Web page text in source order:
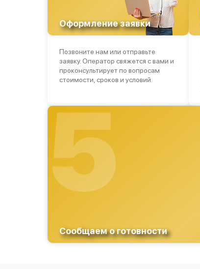
Ремонт разъема питания
Замена ключей управления
Замена процессора CPU
Ремонт встроенного дальнометра
и других устройств
Оформление заявки
Позвоните нам или отправьте
заявку. Оператор свяжется с вами и
проконсультирует по вопросам
стоимости, сроков и условий.
5
Сообщаем о готовности